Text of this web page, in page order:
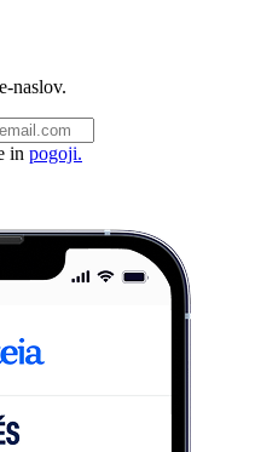
naslov.
in pogoji.